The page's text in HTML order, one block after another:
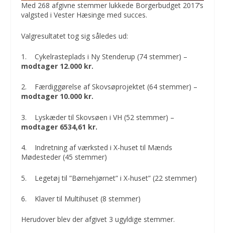
Med 268 afgivne stemmer lukkede Borgerbudget 2017’s
valgsted i Vester Hæsinge med succes.
Valgresultatet tog sig således ud:
1. Cykelrasteplads i Ny Stenderup (74 stemmer) –
modtager 12.000 kr.
2. Færdiggørelse af Skovsøprojektet (64 stemmer) –
modtager 10.000 kr.
3. Lyskæder til Skovsøen i VH (52 stemmer) –
modtager 6534,61 kr.
4. Indretning af værksted i X-huset til Mænds
Mødesteder (45 stemmer)
5. Legetøj til ”Børnehjørnet” i X-huset” (22 stemmer)
6. Klaver til Multihuset (8 stemmer)
Herudover blev der afgivet 3 ugyldige stemmer.